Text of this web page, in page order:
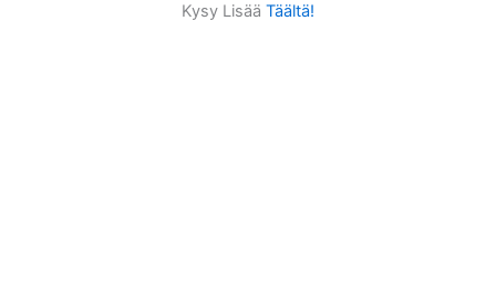
Kysy Lisää Täältä!